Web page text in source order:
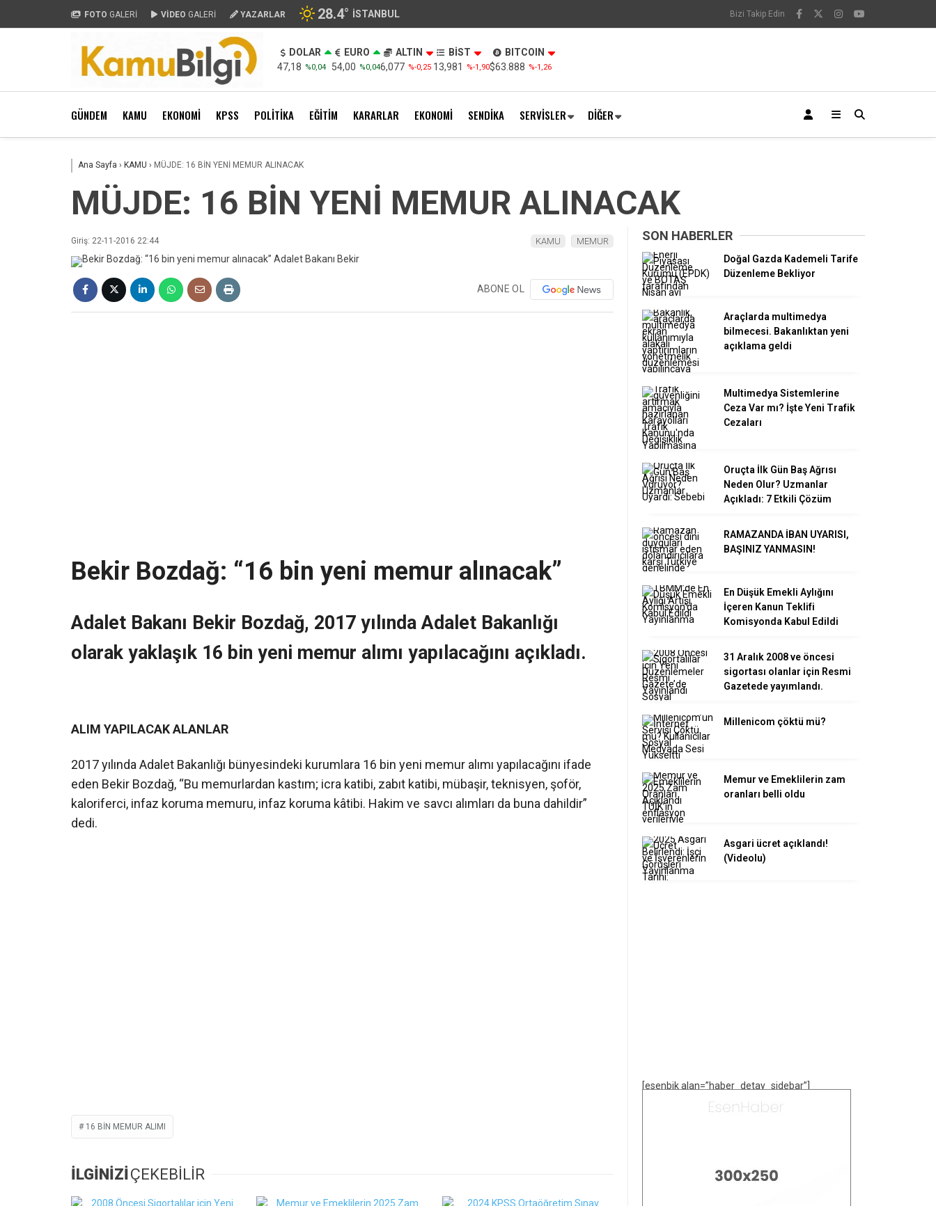
FOTO GALERİ VİDEO GALERİ YAZARLAR 28.4° İSTANBUL Bizi Takip Edin
DOLAR
47,18 %0,04
EURO
54,00 %0,04
ALTIN
6,077 %-0,25
BİST
13,981
%-1,90
BITCOIN
$63.888 %-1,26
GÜNDEM KAMU EKONOMİ KPSS POLİTİKA EĞİTİM KARARLAR EKONOMİ SENDİKA SERVİSLER DİĞER
Ana Sayfa › KAMU › MÜJDE: 16 BİN YENİ MEMUR ALINACAK
MÜJDE: 16 BİN YENİ MEMUR ALINACAK
Giriş: 22-11-2016 22:44 KAMU MEMUR
ABONE OL
Bekir Bozdağ: “16 bin yeni memur alınacak”
Adalet Bakanı Bekir Bozdağ, 2017 yılında Adalet Bakanlığı
olarak yaklaşık 16 bin yeni memur alımı yapılacağını açıkladı.
ALIM YAPILACAK ALANLAR
2017 yılında Adalet Bakanlığı bünyesindeki kurumlara 16 bin yeni memur alımı yapılacağını ifade
eden Bekir Bozdağ, “Bu memurlardan kastım; icra katibi, zabıt katibi, mübaşir, teknisyen, şoför,
kaloriferci, infaz koruma memuru, infaz koruma kâtibi. Hakim ve savcı alımları da buna dahildir”
dedi.
16 BIN MEMUR ALIMI
İLGİNİZİÇEKEBİLİR
SON HABERLER
Doğal Gazda Kademeli Tarife
Düzenleme Bekliyor
Araçlarda multimedya
bilmecesi. Bakanlıktan yeni
açıklama geldi
Multimedya Sistemlerine
Ceza Var mı? İşte Yeni Trafik
Cezaları
Oruçta İlk Gün Baş Ağrısı
Neden Olur? Uzmanlar
Açıkladı: 7 Etkili Çözüm
RAMAZANDA İBAN UYARISI,
BAŞINIZ YANMASIN!
En Düşük Emekli Aylığını
İçeren Kanun Teklifi
Komisyonda Kabul Edildi
31 Aralık 2008 ve öncesi
sigortası olanlar için Resmi
Gazetede yayımlandı.
Millenicom çöktü mü?
Memur ve Emeklilerin zam
oranları belli oldu
Asgari ücret açıklandı!
(Videolu)
[esenbik alan=”haber_detay_sidebar”]